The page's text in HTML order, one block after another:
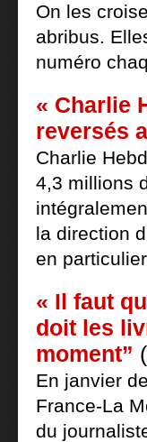
On les
abribus.
numéro
« Charlie
reversés
Charlie
4,3 millions
la direction
en
« Il faut
doit les
moment”
En janvier
France-La
du